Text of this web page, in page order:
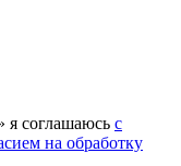
я соглашаюсь с
на обработку